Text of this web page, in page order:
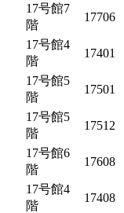
17号館7
階
17706
17号館4
階
17401
17号館5
階
17501
17号館5
階
17512
17号館6
階
17608
17号館4
階
17408